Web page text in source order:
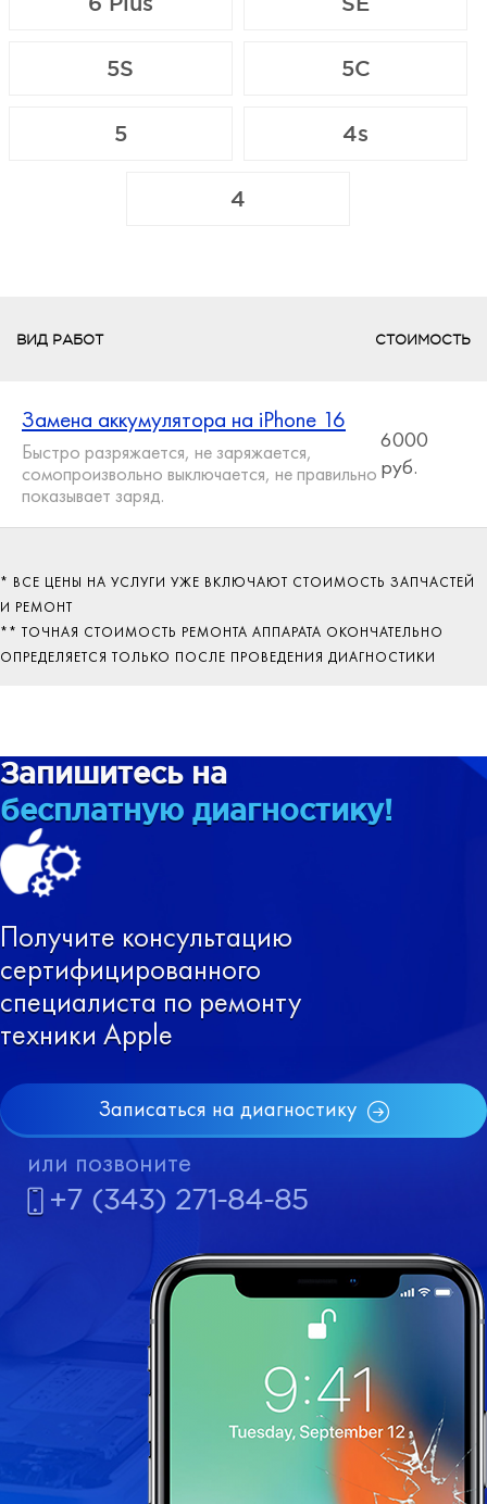
5S 5C
5 4s
4
ВИД РАБОТ СТОИМОСТЬ
Замена аккумулятора на iPhone 16
Быстро разряжается, не заряжается,
сомопроизвольно выключается, не правильно
показывает заряд.
6000
руб.
* ВСЕ ЦЕНЫ НА УСЛУГИ УЖЕ ВКЛЮЧАЮТ СТОИМОСТЬ ЗАПЧАСТЕЙ
И РЕМОНТ
** ТОЧНАЯ СТОИМОСТЬ РЕМОНТА АППАРАТА ОКОНЧАТЕЛЬНО
ОПРЕДЕЛЯЕТСЯ ТОЛЬКО ПОСЛЕ ПРОВЕДЕНИЯ ДИАГНОСТИКИ
Запишитесь на
бесплатную диагностику!
Получите консультацию
сертифицированного
специалиста по ремонту
техники Apple
Записаться на диагностику
или позвоните
+7 (343) 271-84-85